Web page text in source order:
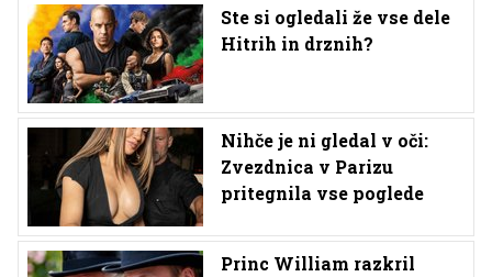
Ste si ogledali že vse dele
Hitrih in drznih?
Nihče je ni gledal v oči:
Zvezdnica v Parizu
pritegnila vse poglede
Princ William razkril